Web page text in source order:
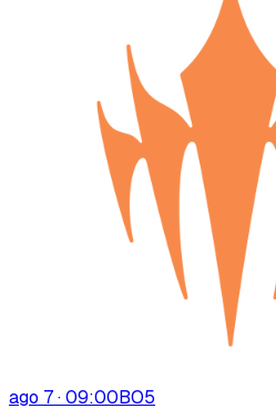
ago 7 · 09:00BO5